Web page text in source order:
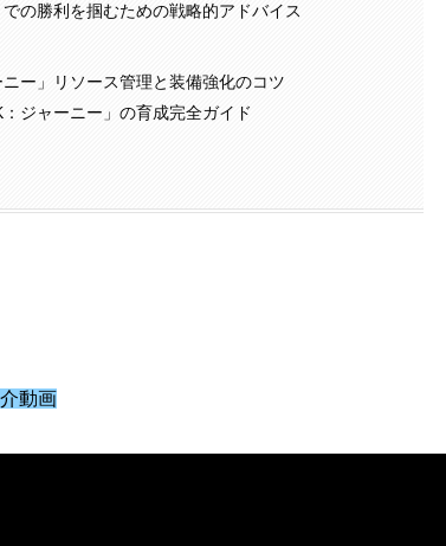
の勝利を掴むための戦略的アドバイス
ー」リソース管理と装備強化のコツ
ジャーニー」の育成完全ガイド
動画